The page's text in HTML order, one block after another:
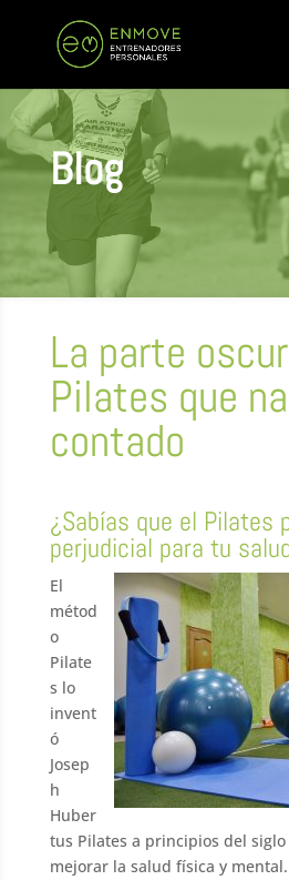
Blog
La parte
Pilates que
contado
¿Sabías que el Pilates
perjudicial para tu
El
métod
o
Pilate
s lo
invent
ó
Josep
h
Huber
tus Pilates a principios del siglo
mejorar la salud física y